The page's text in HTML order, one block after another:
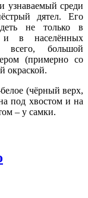
узнаваемый среди
дятел. Его
не только в
и в населённых
всего, большой
(примерно со
окраской.
(чёрный верх,
под хвостом и на
– у самки.